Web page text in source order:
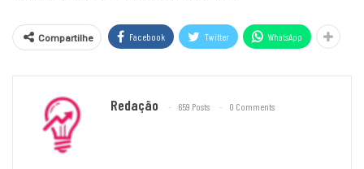
Compartilhe Facebook Twitter WhatsApp
Redação 659 Posts 0 Comments